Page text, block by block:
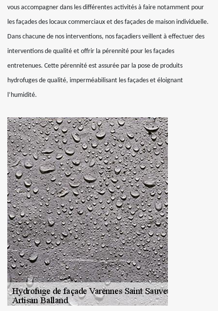
vous accompagner dans les différentes activités à faire notamment pour
les façades des locaux commerciaux et des façades de maison individuelle.
Dans chacune de nos interventions, nos façadiers veillent à effectuer des
interventions de qualité et offrir la pérennité pour les façades
entretenues. Cette pérennité est assurée par la pose de produits
hydrofuges de qualité, imperméabilisant les façades et éloignant
l’humidité.